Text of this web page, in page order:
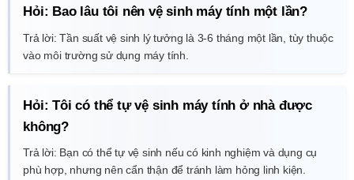
Hỏi: Bao lâu tôi nên vệ sinh máy tính một lần?
Trả lời: Tần suất vệ sinh lý tưởng là 3-6 tháng một lần, tùy thuộc
vào môi trường sử dụng máy tính.
Hỏi: Tôi có thể tự vệ sinh máy tính ở nhà được
không?
Trả lời: Bạn có thể tự vệ sinh nếu có kinh nghiệm và dụng cụ
phù hợp, nhưng nên cẩn thận để tránh làm hỏng linh kiện.